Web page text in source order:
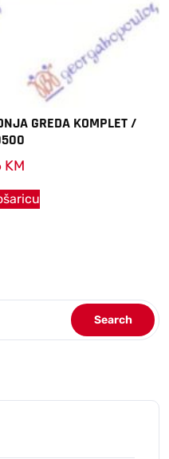
GREDA KOMPLET /
KM